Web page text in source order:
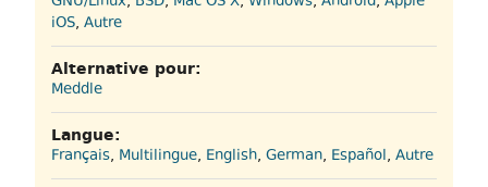
iOS, Autre
Alternative pour:
Meddle
Langue:
Français, Multilingue, English, German, Español, Autre